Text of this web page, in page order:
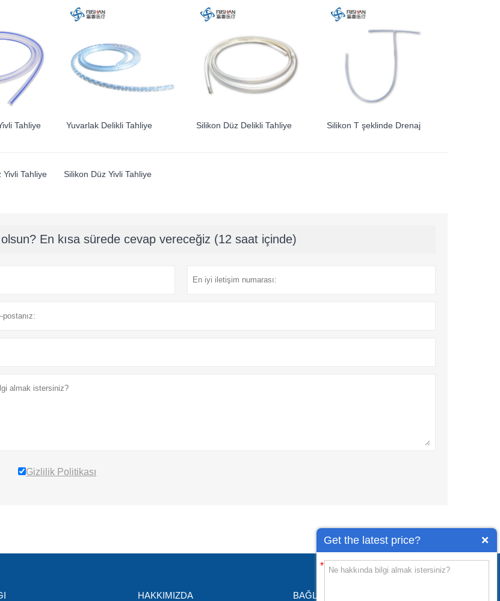
Get the latest price?
*
Tahliye Yuvarlak Delikli Tahliye Silikon Düz Delikli Tahliye Silikon T şeklinde Drenaj
Yivli Tahliye Silikon Düz Yivli Tahliye
En kısa sürede cevap vereceğiz (12 saat içinde)
Gizlilik Politikası
HAKKIMIZDA BAĞLANTILAR